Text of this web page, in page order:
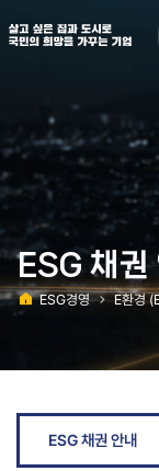
살고 싶은 집과 도시로 국민의 희망을 가꾸는 기업 |
ESG 채권
ESG경영 E환경
ESG 채권 안내